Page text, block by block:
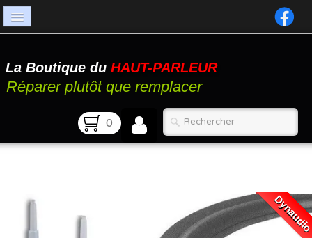
Catalogue
Atelier
La Boutique du HAUT-PARLEUR
Réparer plutôt que remplacer
0